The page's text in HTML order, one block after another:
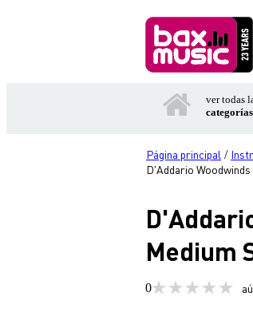
ver todas
categorías
Página principal /
D'Addario
Medium
0